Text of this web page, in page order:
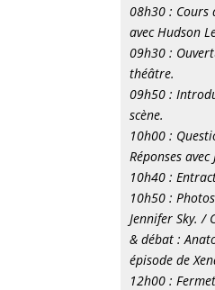
08h30 : Cours
avec Hudson
09h30 :
théâtre.
09h50 :
scène.
10h00 :
Réponses avec
10h40 :
10h50 :
Jennifer Sky. /
& débat :
épisode de
12h00 :